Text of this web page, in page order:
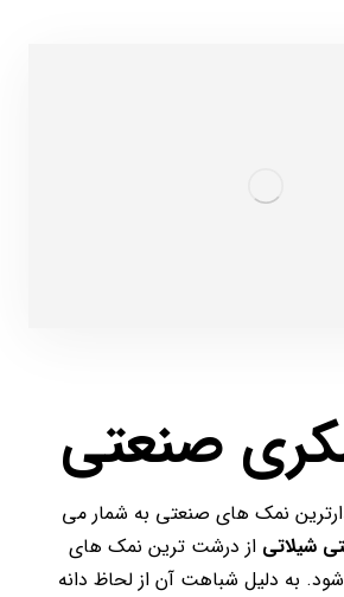
صنعتی
نمک های صنعتی به شمار می
شیلاتی از درشت ترین نمک های
به دلیل شباهت آن از لحاظ دانه